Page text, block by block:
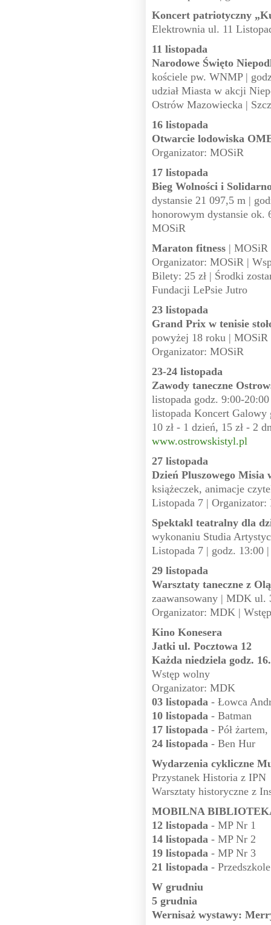
Koncert patriotyczny
Elektrownia ul. 11
11 listopada
Narodowe Święto
kościele pw. WNMP |
udział Miasta w akcji
Ostrów Mazowiecka |
16 listopada
Otwarcie lodowiska
Organizator: MOSiR
17 listopada
Bieg Wolności i
dystansie 21 097,5 m |
honorowym dystansie ok.
MOSiR
Maraton fitness | MOSiR
Organizator: MOSiR |
Bilety: 25 zł | Środki
Fundacji LePsie Jutro
23 listopada
Grand Prix w tenisie
powyżej 18 roku | MOSiR
Organizator: MOSiR
23-24 listopada
Zawody taneczne
listopada godz. 9:00-
listopada Koncert
10 zł - 1 dzień, 15 zł - 2
www.ostrowskistyl.pl
27 listopada
Dzień Pluszowego Misia
książeczek, animacje
Listopada 7 | Organizator:
Spektakl teatralny dla
wykonaniu Studia
Listopada 7 | godz. 13:00
29 listopada
Warsztaty taneczne z
zaawansowany | MDK ul.
Organizator: MDK |
Kino Konesera
Jatki ul. Pocztowa 12
Każda niedziela godz.
Wstęp wolny
Organizator: MDK
03 listopada - Łowca
10 listopada - Batman
17 listopada - Pół żartem,
24 listopada - Ben Hur
Wydarzenia cykliczne
Przystanek Historia z IPN
Warsztaty historyczne z
MOBILNA
12 listopada - MP Nr 1
14 listopada - MP Nr 2
19 listopada - MP Nr 3
21 listopada -
W grudniu
5 grudnia
Wernisaż wystawy: